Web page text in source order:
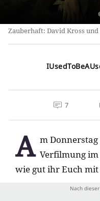
Zauberhaft: David Kross
7
A m
Verfilmung
wie gut ihr Euch